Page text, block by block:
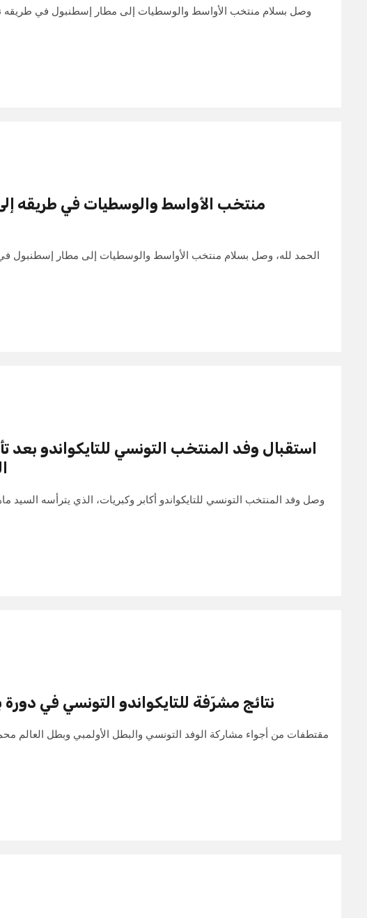
وصل بسلام منتخب الأواسط والوسطيات إلى مطار إسطنبول في طريقه
منتخب الأواسط والوسطيات في طريقه
الحمد لله، وصل بسلام منتخب الأواسط والوسطيات إلى مطار إسطنبول
استقبال وفد المنتخب التونسي للتايكواندو بعد
وصل وفد المنتخب التونسي للتايكواندو أكابر وكبريات، الذي يترأسه السيد
نتائج مشرّفة للتايكواندو التونسي في دورة
مقتطفات من أجواء مشاركة الوفد التونسي والبطل الأولمبي وبطل العالم